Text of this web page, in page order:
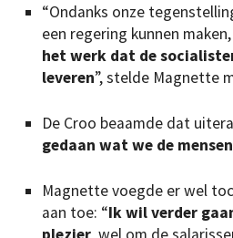
“Ondanks onze
een regering kunnen
het werk dat de
leveren”, stelde Magnette
De Croo beaamde dat
gedaan wat we de
Magnette voegde er wel
aan toe: “Ik wil verder